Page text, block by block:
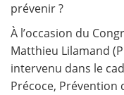
prévenir ?
À l’occasion du
Matthieu Lilamand
intervenu dans le
Précoce, Prévention